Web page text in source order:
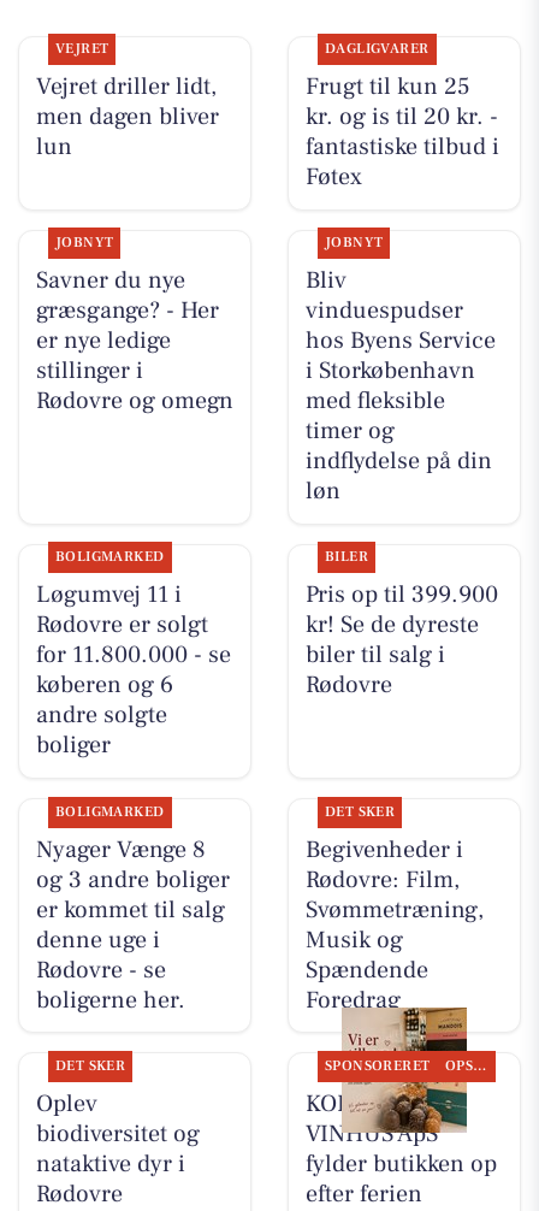
VEJRET
Vejret driller lidt,
men dagen bliver
lun
DAGLIGVARER
Frugt til kun 25
kr. og is til 20 kr. -
fantastiske tilbud i
Føtex
JOBNYT
Savner du nye
græsgange? - Her
er nye ledige
stillinger i
Rødovre og omegn
JOBNYT
Bliv
vinduespudser
hos Byens Service
i Storkøbenhavn
med fleksible
timer og
indflydelse på din
løn
BOLIGMARKED
Løgumvej 11 i
Rødovre er solgt
for 11.800.000 - se
køberen og 6
andre solgte
boliger
BILER
Pris op til 399.900
kr! Se de dyreste
biler til salg i
Rødovre
BOLIGMARKED
Nyager Vænge 8
og 3 andre boliger
er kommet til salg
denne uge i
Rødovre - se
boligerne her.
DET SKER
Begivenheder i
Rødovre: Film,
Svømmetræning,
Musik og
Spændende
Foredrag
DET SKER
Oplev
biodiversitet og
nataktive dyr i
Rødovre
SPONSORERET OPSLAGSTAVLEN
KOKKENS
VINHUS ApS
fylder butikken op
efter ferien